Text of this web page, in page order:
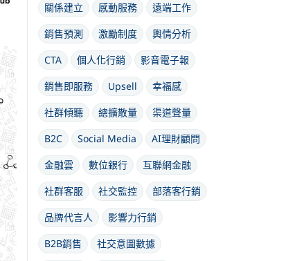
關係建立
感動服務
遠端工作
銷售預測
激勵制度
輿情分析
CTA
個人化行銷
影音電子報
銷售即服務
Upsell
幸福感
社群傾聽
總擴散量
渠道聲量
B2C
Social Media
AI理財顧問
金融雲
數位銀行
互聯網金融
社群客服
社交監控
部落客行銷
品牌代言人
影響力行銷
B2B銷售
社交意圖數據